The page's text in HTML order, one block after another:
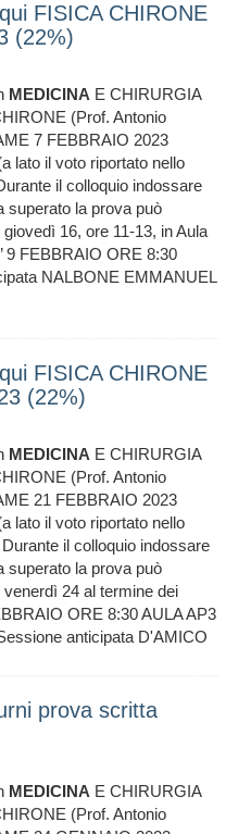
FISICA CHIRONE
(22%)
MEDICINA E CHIRURGIA
(Prof. Antonio
7 FEBBRAIO 2023
lato il voto riportato nello
il colloquio indossare
superato la prova può
16, ore 11-13, in Aula
9 FEBBRAIO ORE 8:30
NALBONE EMMANUEL
FISICA CHIRONE
(22%)
MEDICINA E CHIRURGIA
(Prof. Antonio
21 FEBBRAIO 2023
lato il voto riportato nello
il colloquio indossare
superato la prova può
24 al termine dei
ORE 8:30 AULA AP3
anticipata D'AMICO
prova scritta
MEDICINA E CHIRURGIA
(Prof. Antonio